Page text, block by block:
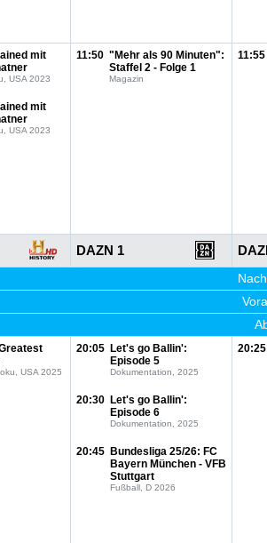
mit
USA 2023
mit
USA 2023
11:50 "Mehr als 90 Minuten":
Staffel 2 - Folge 1
Magazin
11:55
DAZN 1
USA 2025
20:05 Let's go Ballin':
Episode 5
Dokumentation, 2025
20:30 Let's go Ballin':
Episode 6
Dokumentation, 2025
20:45 Bundesliga 25/26: FC
Bayern München - VFB
Stuttgart
Fußball, D 2026
20:25